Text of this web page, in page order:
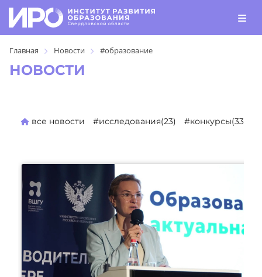
Главная Новости #образование
НОВОСТИ
все новости #исследования(23) #конкурсы(330)